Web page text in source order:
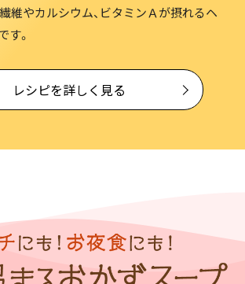
維やカルシウム、ビタミンＡが摂れるヘ
す。
レシピを詳しく見る